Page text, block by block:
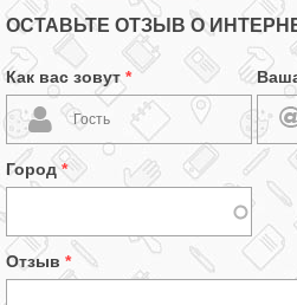
ОСТАВЬТЕ ОТЗЫВ О
Как вас зовут *
Город*
Отзыв *